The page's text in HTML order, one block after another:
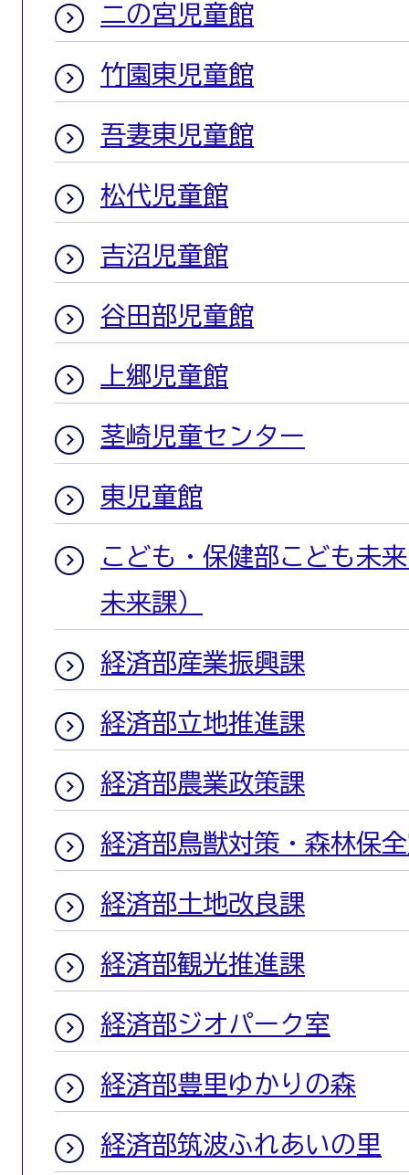
二の宮児童館
竹園東児童館
吾妻東児童館
松代児童館
吉沼児童館
谷田部児童館
上郷児童館
茎崎児童センター
東児童館
こども・保健部こども未
未来課）
経済部産業振興課
経済部立地推進課
経済部農業政策課
経済部鳥獣対策・森林保
経済部土地改良課
経済部観光推進課
経済部ジオパーク室
経済部豊里ゆかりの森
経済部筑波ふれあいの里